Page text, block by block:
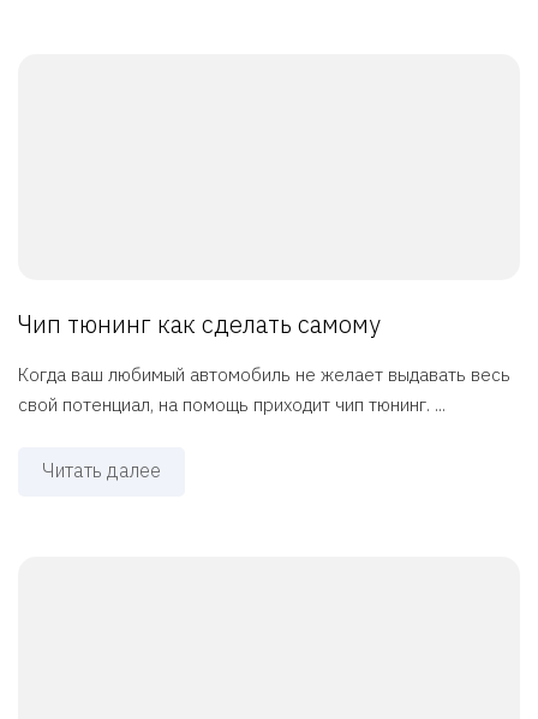
Чип тюнинг как сделать самому
Когда ваш любимый автомобиль не желает выдавать весь
свой потенциал, на помощь приходит чип тюнинг. ...
Читать далее